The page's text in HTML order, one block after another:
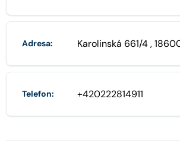
Adresa: Karolinská 661/4 ,
Telefon: +420222814911